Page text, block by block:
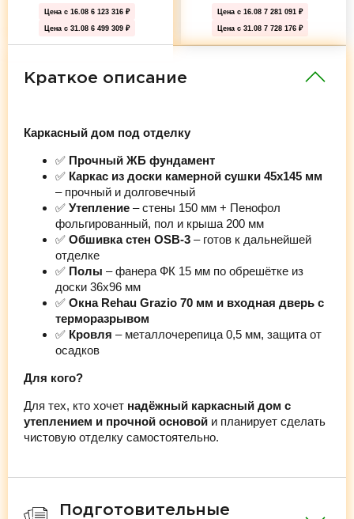
Цена с 16.08 6 123 316 ₽
Цена с 31.08 6 499 309 ₽
Цена с 16.08 7 281 091 ₽
Цена с 31.08 7 728 176 ₽
Краткое описание
Каркасный дом под отделку
✅ Прочный ЖБ фундамент
✅ Каркас из доски камерной сушки 45х145 мм
– прочный и долговечный
✅ Утепление – стены 150 мм + Пенофол
фольгированный, пол и крыша 200 мм
✅ Обшивка стен OSB-3 – готов к дальнейшей
отделке
✅ Полы – фанера ФК 15 мм по обрешётке из
доски 36х96 мм
✅ Окна Rehau Grazio 70 мм и входная дверь с
терморазрывом
✅ Кровля – металлочерепица 0,5 мм, защита от
осадков
Для кого?
Для тех, кто хочет надёжный каркасный дом с
утеплением и прочной основой и планирует сделать
чистовую отделку самостоятельно.
Подготовительные